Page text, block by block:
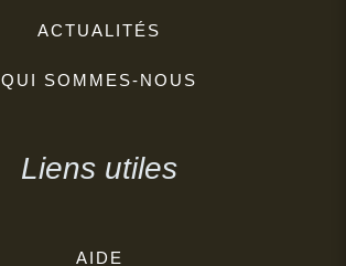
ACTUALITÉS
QUI SOMMES-NOUS
Liens utiles
AIDE